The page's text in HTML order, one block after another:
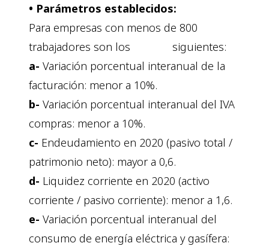
• Parámetros establecidos:
Para empresas con menos de 800
trabajadores son los siguientes:
a- Variación porcentual interanual de la
facturación: menor a 10%.
b- Variación porcentual interanual del IVA
compras: menor a 10%.
c- Endeudamiento en 2020 (pasivo total /
patrimonio neto): mayor a 0,6.
d- Liquidez corriente en 2020 (activo
corriente / pasivo corriente): menor a 1,6.
e- Variación porcentual interanual del
consumo de energía eléctrica y gasífera: